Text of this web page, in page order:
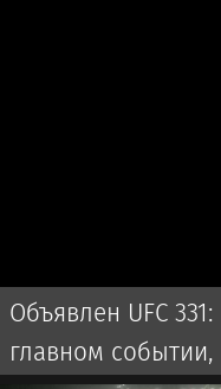
Объявлен UFC
главном